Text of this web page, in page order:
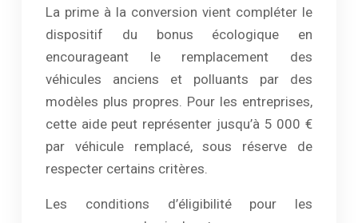
La prime à la conversion vient compléter le
dispositif du bonus écologique en
encourageant le remplacement des
véhicules anciens et polluants par des
modèles plus propres. Pour les entreprises,
cette aide peut représenter jusqu’à 5 000 €
par véhicule remplacé, sous réserve de
respecter certains critères.
Les conditions d’éligibilité pour les